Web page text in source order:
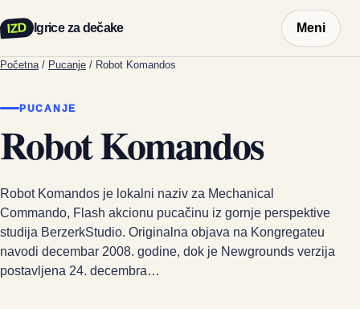
IZD Igrice za dečake Meni
Početna / Pucanje / Robot Komandos
PUCANJE
Robot Komandos
Robot Komandos je lokalni naziv za Mechanical
Commando, Flash akcionu pucačinu iz gornje perspektive
studija BerzerkStudio. Originalna objava na Kongregateu
navodi decembar 2008. godine, dok je Newgrounds verzija
postavljena 24. decembra…